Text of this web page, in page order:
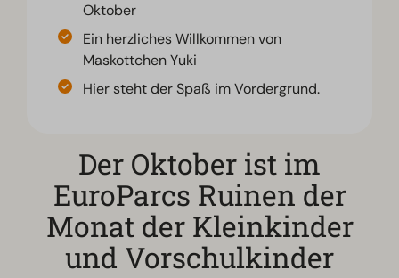
Oktober
Ein herzliches Willkommen von
Maskottchen Yuki
Hier steht der Spaß im Vordergrund.
Der Oktober ist im
EuroParcs Ruinen der
Monat der Kleinkinder
und Vorschulkinder